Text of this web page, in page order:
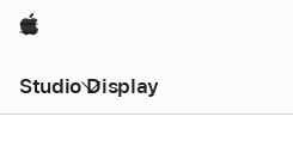
Apple
Studio Display